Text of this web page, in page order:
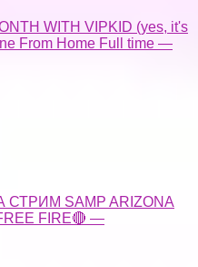
WITH VIPKID (yes, it's
From Home Full time —
SAMP ARIZONA
FIRE🔴 —